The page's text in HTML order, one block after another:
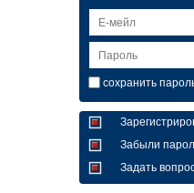
сохранить
Забыли
Задать